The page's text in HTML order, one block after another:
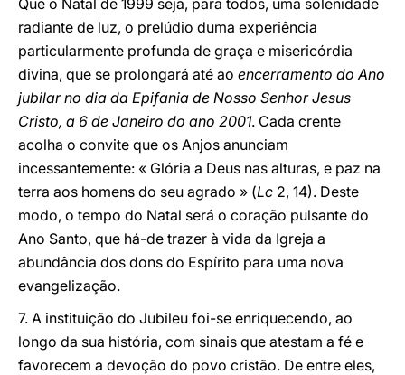
Que o Natal de 1999 seja, para todos, uma solenidade
radiante de luz, o prelúdio duma experiência
particularmente profunda de graça e misericórdia
divina, que se prolongará até ao encerramento do Ano
jubilar no dia da Epifania de Nosso Senhor Jesus
Cristo, a 6 de Janeiro do ano 2001. Cada crente
acolha o convite que os Anjos anunciam
incessantemente: « Glória a Deus nas alturas, e paz na
terra aos homens do seu agrado » (Lc 2, 14). Deste
modo, o tempo do Natal será o coração pulsante do
Ano Santo, que há-de trazer à vida da Igreja a
abundância dos dons do Espírito para uma nova
evangelização.
7. A instituição do Jubileu foi-se enriquecendo, ao
longo da sua história, com sinais que atestam a fé e
favorecem a devoção do povo cristão. De entre eles,